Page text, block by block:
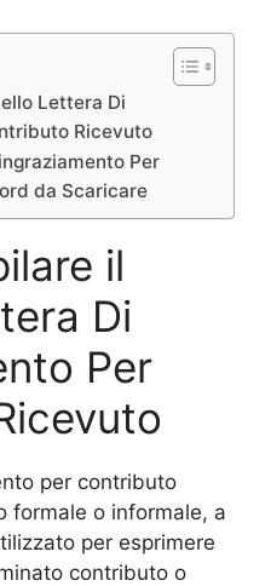
Lettera Di
Ricevuto
Per
da Scaricare
il
Di
Per
per contributo
formale o informale, a
per esprimere
contributo o